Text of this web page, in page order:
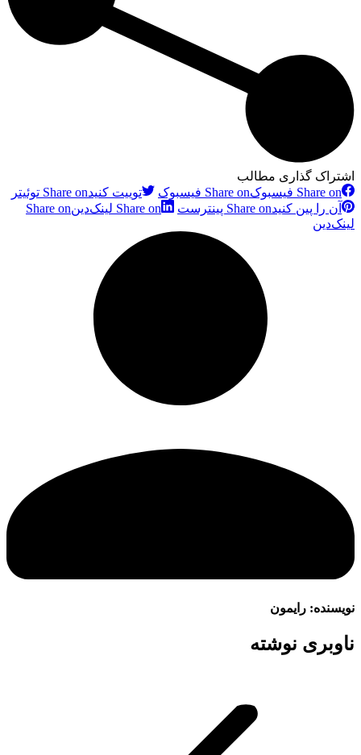
اشتراک گذاری مطالب
Share on فیسبوک
Share on فیسبوک توییت کنیدShare on توئیتر
آن را پین کنیدShare on پینترست Share on لینک‌دین
Share on
لینک‌دین
نویسنده: رایمون
ناوبری نوشته